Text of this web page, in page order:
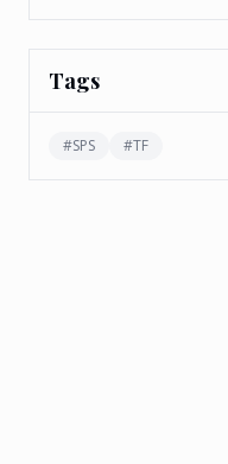
Tags
#SPS #TF